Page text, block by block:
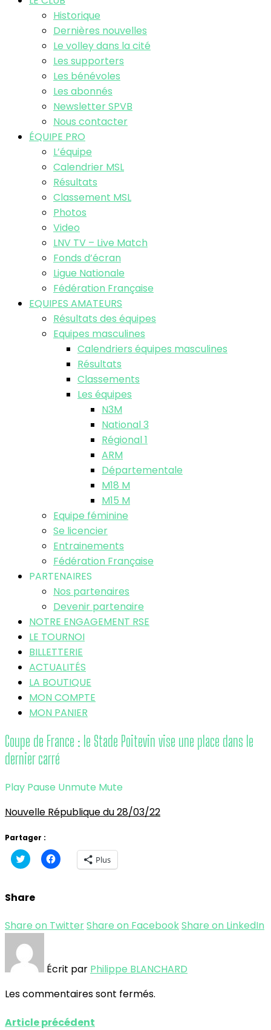
Historique
Dernières nouvelles
Le volley dans la cité
Les supporters
Les bénévoles
Les abonnés
Newsletter SPVB
Nous contacter
ÉQUIPE PRO
L’équipe
Calendrier MSL
Résultats
Classement MSL
Photos
Video
LNV TV – Live Match
Fonds d’écran
Ligue Nationale
Fédération Française
EQUIPES AMATEURS
Résultats des équipes
Equipes masculines
Calendriers équipes masculines
Résultats
Classements
Les équipes
N3M
National 3
Régional 1
ARM
Départementale
M18 M
M15 M
Equipe féminine
Se licencier
Entrainements
Fédération Française
PARTENAIRES
Nos partenaires
Devenir partenaire
NOTRE ENGAGEMENT RSE
LE TOURNOI
BILLETTERIE
ACTUALITÉS
LA BOUTIQUE
MON COMPTE
MON PANIER
Coupe de France : le Stade Poitevin vise une place dans le
dernier carré
Play Pause Unmute Mute
Nouvelle République du 28/03/22
Partager :
Cliquez
pour
dans
une
fenêtre)
Cliquez
pour
partager
fenêtre)
Plus
Share
Share on TwitterShare on FacebookShare on LinkedIn
Écrit par Philippe BLANCHARD
Les commentaires sont fermés.
Article précédent